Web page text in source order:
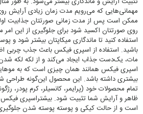
مهمانی‌هایی که می‌رویم مدت زمان زیادی آرایش
ممکن است پس از مدت زمانی صورتتان جذابیت
روی صورتتان اکسید شود برای جلوگیری از این
استفاده کنید تا ماندگاری میکاپتان بیشتر شود
باشید. استفاده از اسپری فیکس باعث جذب
مات، یک‌دست جذاب ایجاد می‌کند و از لکه لکه
اسپری فیکس همانند همان چیزی است که به
بیشتری داشته باشد. این محصول این‌گونه طراحی
تمام محصولات خود (پرایمر، کانسیلر، کرم پودر،
ظاهر و آرایش شما تثبیت شود. بیشتراسپری
است و از حالت کیکی و پوسته پوسته شدن